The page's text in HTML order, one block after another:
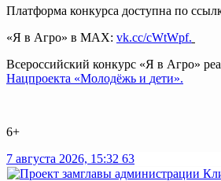
Платформа конкурса доступна по
«Я в Агро» в МАХ: vk.cc/cWtWpf.
Всероссийский конкурс «Я в Агро»
Нацпроекта «Молодёжь и дети».
6+
7 августа 2026, 15:32 63